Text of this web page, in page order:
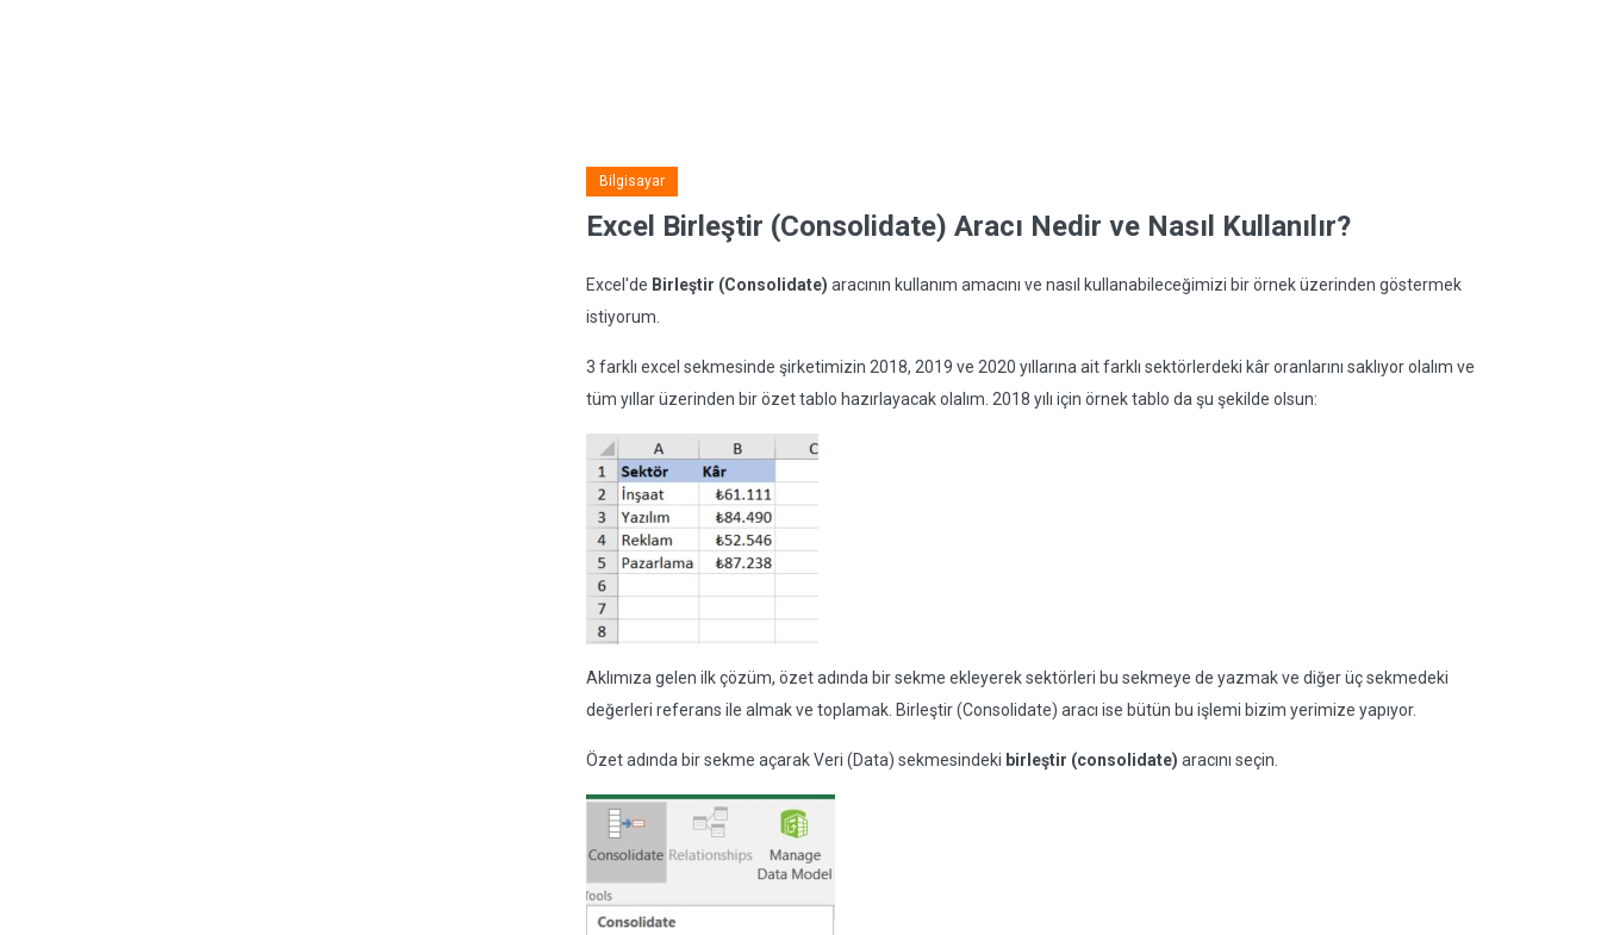
Bilgisayar
Excel Birleştir (Consolidate) Aracı Nedir ve Nasıl Kullanılır?
Excel'de Birleştir (Consolidate) aracının kullanım amacını ve nasıl kullanabileceğimizi bir örnek üzerinden göstermek
istiyorum.
3 farklı excel sekmesinde şirketimizin 2018, 2019 ve 2020 yıllarına ait farklı sektörlerdeki kâr oranlarını saklıyor olalım ve
tüm yıllar üzerinden bir özet tablo hazırlayacak olalım. 2018 yılı için örnek tablo da şu şekilde olsun:
Aklımıza gelen ilk çözüm, özet adında bir sekme ekleyerek sektörleri bu sekmeye de yazmak ve diğer üç sekmedeki
değerleri referans ile almak ve toplamak. Birleştir (Consolidate) aracı ise bütün bu işlemi bizim yerimize yapıyor.
Özet adında bir sekme açarak Veri (Data) sekmesindeki birleştir (consolidate) aracını seçin.